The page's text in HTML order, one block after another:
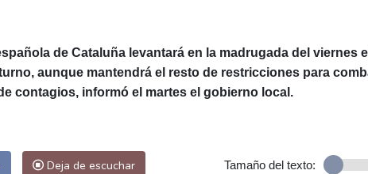
de Cataluña levantará en la madrugada del viernes
aunque mantendrá el resto de restricciones para
contagios, informó el martes el gobierno local.
Deja de escuchar Tamaño del texto: